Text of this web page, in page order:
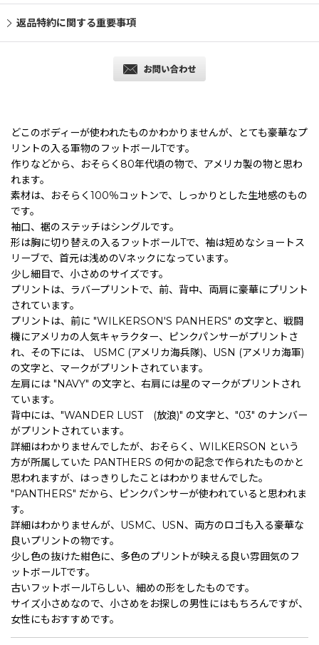
返品特約に関する重要事項
どこのボディーが使われたものかわかりませんが、とても豪華なプ
リントの入る軍物のフットボールTです。
作りなどから、おそらく80年代頃の物で、アメリカ製の物と思わ
れます。
素材は、おそらく100％コットンで、しっかりとした生地感のもの
です。
袖口、裾のステッチはシングルです。
形は胸に切り替えの入るフットボールTで、袖は短めなショートス
リーブで、首元は浅めのVネックになっています。
少し細目で、小さめのサイズです。
プリントは、ラバープリントで、前、背中、両肩に豪華にプリント
されています。
プリントは、前に "WILKERSON'S PANHERS" の文字と、戦闘
機にアメリカの人気キャラクター、ピンクパンサーがプリントさ
れ、その下には、 USMC (アメリカ海兵隊)、USN (アメリカ海軍)
の文字と、マークがプリントされています。
左肩には "NAVY" の文字と、右肩には星のマークがプリントされ
ています。
背中には、"WANDER LUST (放浪)" の文字と、"03" のナンバー
がプリントされています。
詳細はわかりませんでしたが、おそらく、WILKERSON という
方が所属していた PANTHERS の何かの記念で作られたものかと
思われますが、はっきりしたことはわかりませんでした。
"PANTHERS" だから、ピンクパンサーが使われていると思われま
す。
詳細はわかりませんが、USMC、USN、両方のロゴも入る豪華な
良いプリントの物です。
少し色の抜けた紺色に、多色のプリントが映える良い雰囲気のフ
ットボールTです。
古いフットボールTらしい、細めの形をしたものです。
サイズ小さめなので、小さめをお探しの男性にはもちろんですが、
女性にもおすすめです。